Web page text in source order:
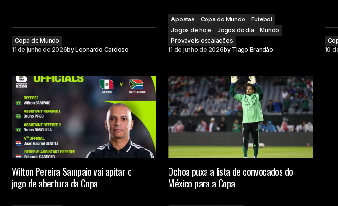
Copa do Mundo
11 de junho de 2026by Leonardo Cardoso
Apostas Copa do Mundo
Futebol
Jogos de hoje
Jogos do dia
Mundo
Prováveis escalações
11 de junho de 2026by Tiago Brandão
10
Wilton Pereira Sampaio vai apitar o
jogo de abertura da Copa
Ochoa puxa a lista de convocados do
México para a Copa